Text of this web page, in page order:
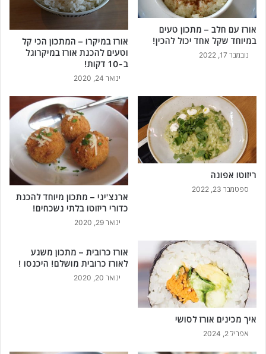
אורז עם חלב – מתכון טעים
במיוחד שקל אחד יכול להכין!
נובמבר 17, 2022
אורז במיקרו – המתכון הכי קל
וטעים להכנת אורז במיקרוגל
ב-10 דקות!
ינואר 24, 2020
ריזוטו אפונה
ספטמבר 23, 2022
ארנצ'יני – מתכון מיוחד להכנת
כדורי ריזוטו בלתי נשכחים!
ינואר 29, 2020
איך מכינים אורז לסושי
אפריל 2, 2024
אורז כרובית – מתכון משגע
לאורז כרובית מושלם! היכנסו !
ינואר 20, 2020